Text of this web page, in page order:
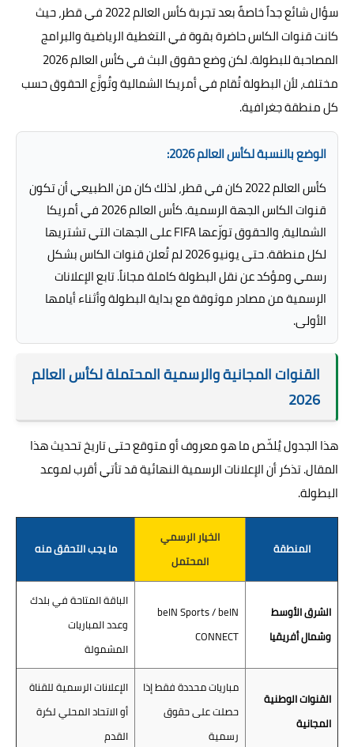
سؤال شائع جداً خاصةً بعد تجربة كأس العالم 2022 في قطر، حيث
كانت قنوات الكاس حاضرة بقوة في التغطية الرياضية والبرامج
المصاحبة للبطولة. لكن وضع حقوق البث في كأس العالم 2026
مختلف، لأن البطولة تُقام في أمريكا الشمالية وتُوزَّع الحقوق حسب
كل منطقة جغرافية.
الوضع بالنسبة لكأس العالم 2026:
كأس العالم 2022 كان في قطر، لذلك كان من الطبيعي أن تكون
قنوات الكاس الجهة الرسمية. كأس العالم 2026 في أمريكا
الشمالية، والحقوق توزّعها FIFA على الجهات التي تشتريها
لكل منطقة. حتى يونيو 2026 لم تُعلن قنوات الكاس بشكل
رسمي ومؤكد عن نقل البطولة كاملة مجاناً. تابع الإعلانات
الرسمية من مصادر موثوقة مع بداية البطولة وأثناء أيامها
الأولى.
القنوات المجانية والرسمية المحتملة لكأس العالم
2026
هذا الجدول يُلخّص ما هو معروف أو متوقع حتى تاريخ تحديث هذا
المقال. تذكر أن الإعلانات الرسمية النهائية قد تأتي أقرب لموعد
البطولة.
المنطقة
الخيار الرسمي
المحتمل
ما يجب التحقق منه
الشرق الأوسط
وشمال أفريقيا
beIN Sports / beIN
CONNECT
الباقة المتاحة في بلدك
وعدد المباريات
المشمولة
القنوات الوطنية
المجانية
مباريات محددة فقط إذا
حصلت على حقوق
رسمية
الإعلانات الرسمية للقناة
أو الاتحاد المحلي لكرة
القدم